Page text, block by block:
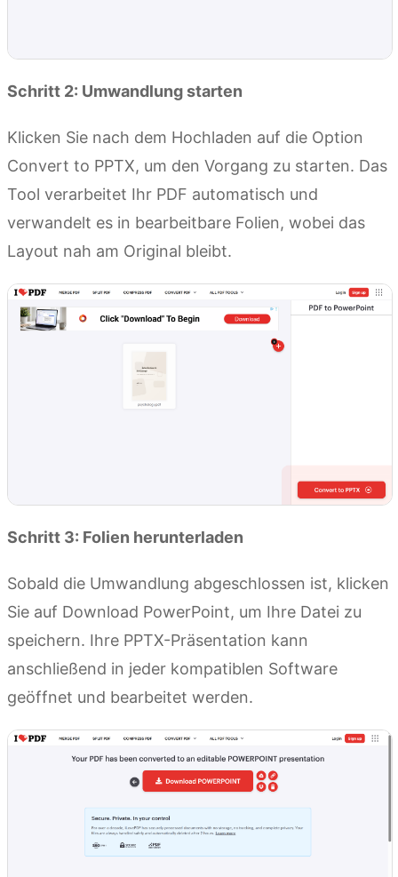
Schritt 2: Umwandlung starten
Klicken Sie nach dem Hochladen auf die Option
Convert to PPTX, um den Vorgang zu starten. Das
Tool verarbeitet Ihr PDF automatisch und
verwandelt es in bearbeitbare Folien, wobei das
Layout nah am Original bleibt.
Schritt 3: Folien herunterladen
Sobald die Umwandlung abgeschlossen ist, klicken
Sie auf Download PowerPoint, um Ihre Datei zu
speichern. Ihre PPTX-Präsentation kann
anschließend in jeder kompatiblen Software
geöffnet und bearbeitet werden.